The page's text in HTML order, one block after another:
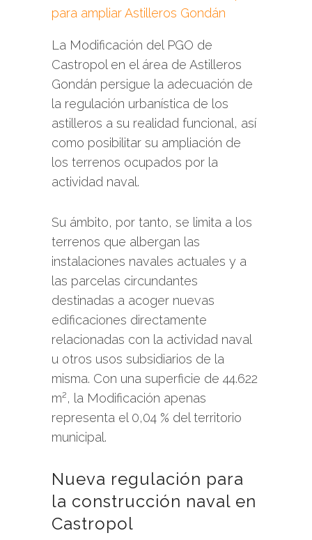
La Modificación del PGO de
Castropol en el área de Astilleros
Gondán persigue la adecuación de
la regulación urbanística de los
astilleros a su realidad funcional, así
como posibilitar su ampliación de
los terrenos ocupados por la
actividad naval.
Su ámbito, por tanto, se limita a los
terrenos que albergan las
instalaciones navales actuales y a
las parcelas circundantes
destinadas a acoger nuevas
edificaciones directamente
relacionadas con la actividad naval
u otros usos subsidiarios de la
misma. Con una superficie de 44.622
m², la Modificación apenas
representa el 0,04 % del territorio
municipal.
Nueva regulación para
la construcción naval en
Castropol